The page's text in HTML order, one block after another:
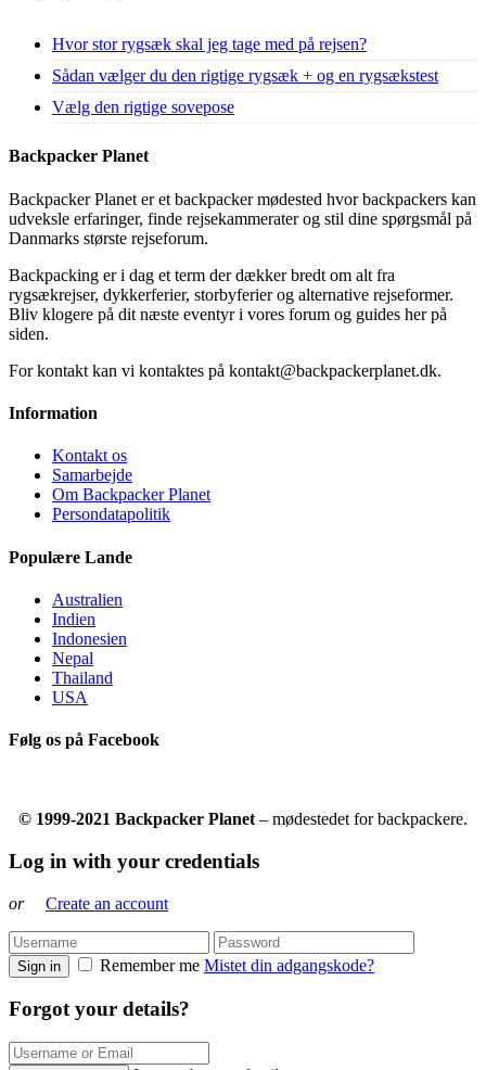
Hvor stor rygsæk skal jeg tage med på rejsen?
Sådan vælger du den rigtige rygsæk + og en rygsækstest
Vælg den rigtige sovepose
Backpacker Planet
Backpacker Planet er et backpacker mødested hvor backpackers kan
udveksle erfaringer, finde rejsekammerater og stil dine spørgsmål på
Danmarks største rejseforum.
Backpacking er i dag et term der dækker bredt om alt fra
rygsækrejser, dykkerferier, storbyferier og alternative rejseformer.
Bliv klogere på dit næste eventyr i vores forum og guides her på
siden.
For kontakt kan vi kontaktes på kontakt@backpackerplanet.dk.
Information
Kontakt os
Samarbejde
Om Backpacker Planet
Persondatapolitik
Populære Lande
Australien
Indien
Indonesien
Nepal
Thailand
USA
Følg os på Facebook
© 1999-2021 Backpacker Planet – mødestedet for backpackere.
Log in with your credentials
or Create an account
Sign in Remember me Mistet din adgangskode?
Forgot your details?